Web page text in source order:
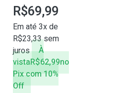
R$69,99
Em até 3x de
R$23,33sem
juros
À
vistaR$62,99no
Pix com 10%
Off